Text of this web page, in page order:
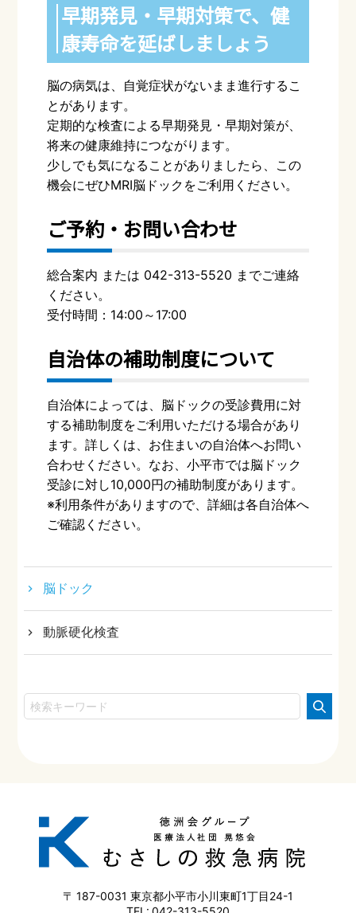
早期発見・早期対策で、健
康寿命を延ばしましょう
脳の病気は、自覚症状がないまま進行するこ
とがあります。
定期的な検査による早期発見・早期対策が、
将来の健康維持につながります。
少しでも気になることがありましたら、この
機会にぜひMRI脳ドックをご利用ください。
ご予約・お問い合わせ
総合案内 または 042-313-5520 までご連絡
ください。
受付時間：14:00～17:00
自治体の補助制度について
自治体によっては、脳ドックの受診費用に対
する補助制度をご利用いただける場合があり
ます。詳しくは、お住まいの自治体へお問い
合わせください。なお、小平市では脳ドック
受診に対し10,000円の補助制度があります。
※利用条件がありますので、詳細は各自治体へ
ご確認ください。
脳ドック
動脈硬化検査
187-0031 東京都小平市小川東町1丁目24-1